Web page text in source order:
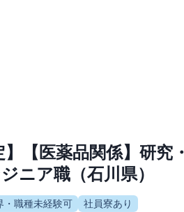
】【医薬品関係】研究
ニア職（石川県）
・職種未経験可 社員寮あり